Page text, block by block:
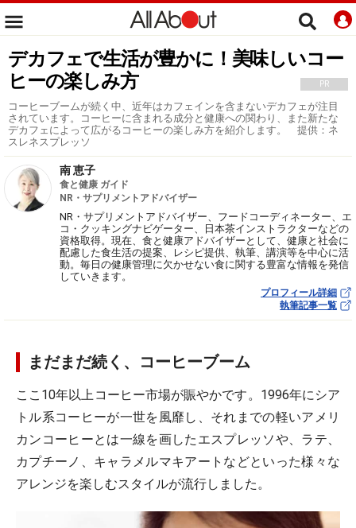
デカフェで生活が豊かに！美味しいコー
ヒーの楽しみ方
PR
コーヒーブームが続く中、近年はカフェインを含まないデカフェが注目
されています。コーヒーに含まれる成分と健康への関わり、また新たな
デカフェによって広がるコーヒーの楽しみ方を紹介します。 提供：ネ
スレネスプレッソ
南 恵子
食と健康 ガイド
NR・サプリメントアドバイザー
NR・サプリメントアドバイザー、フードコーディネーター、エ
コ・クッキングナビゲーター、日本茶インストラクターなどの
資格取得。現在、食と健康アドバイザーとして、健康と社会に
配慮した食生活の提案、レシピ提供、執筆、講演等を中心に活
動。毎日の健康管理に欠かせない食に関する豊富な情報を発信
していきます。
プロフィール詳細
執筆記事一覧
まだまだ続く、コーヒーブーム
ここ10年以上コーヒー市場が賑やかです。1996年にシア
トル系コーヒーが一世を風靡し、それまでの軽いアメリ
カンコーヒーとは一線を画したエスプレッソや、ラテ、
カプチーノ、キャラメルマキアートなどといった様々な
アレンジを楽しむスタイルが流行しました。